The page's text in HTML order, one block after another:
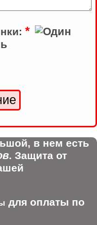
*
в нем есть
. Защита от
для оплаты по